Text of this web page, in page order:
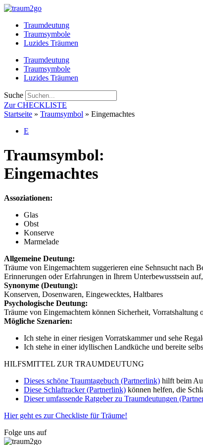
Zum
springenTraumdeutung
Traumsymbole
Luzides Träumen
Traumdeutung
Traumsymbole
Luzides Träumen
Suche
Zur CHECKLISTE
Startseite » Traumsymbol » Eingemachtes
E
Traumsymbol:
Eingemachtes
Assoziationen:
Glas
Obst
Konserve
Marmelade
Allgemeine Deutung:
Träume von Eingemachtem suggerieren eine Sehnsucht
Erinnerungen oder Erfahrungen in Ihrem Unterbewusstsein
Synonyme (Deutung):
Konserven, Dosenwaren, Eingewecktes, Haltbares
Psychologische Deutung:
Träume von Eingemachtem können Sicherheit,
Mögliche Szenarien:
Ich stehe in einer riesigen Vorratskammer und sehe
Ich stehe in einer idyllischen Landküche und bereite
HILFSMITTEL ZUR TRAUMDEUTUNG
Dieses schöne Traumtagebuch (Partnerlink) hilft beim
Diese Schlaftracker (Partnerlink) können helfen, die
Dieser umfassende Ratgeber zu Traumdeutungen
Hier geht es zur Checkliste für Träume!
Folge uns auf